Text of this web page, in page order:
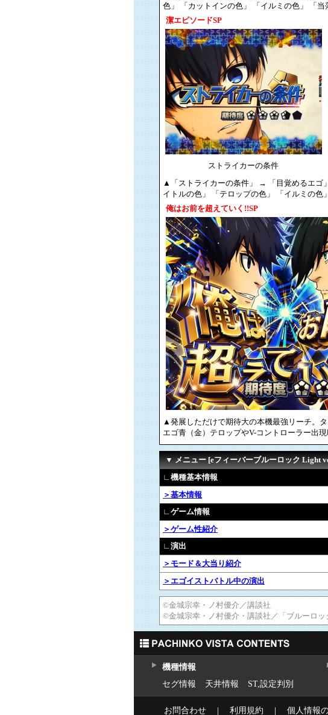
色」 「カットインの色」 「イルミの色」 「
潔エピソードSP
ストライカーの条件
▲「ストライカーの条件」 → 「目覚めるエゴ
イトルの色」 「テロップの色」 「イルミの色
俺はお前を超えていく!!SP
▲発展しただけで期待大の本機最強リーチ。
エゴ青（金）テロップやV-コントローラー出現
▼ メニュー [eフィーバーブルーロック Light
∟機種基本情報
＞基本情報
∟ゲーム情報
＞ゲーム性紹介
∟演出
＞モード＆大当り紹介
＞エゴイストバトル中の演出
©金城宗幸・ノ村優介／講談社
©金城宗幸・ノ村優介・講談社／「ブルーロッ
機種情報
セグ情報
天井情報 ST,設定判別
お問合わせ ｜ 利用規約 ｜ 個人情報